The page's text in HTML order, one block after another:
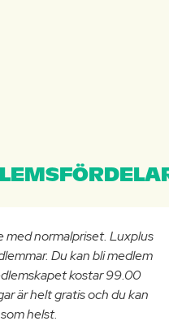
med normalpriset. Luxplus
Du kan bli medlem
kostar 99.00
är helt gratis och du kan
helst.